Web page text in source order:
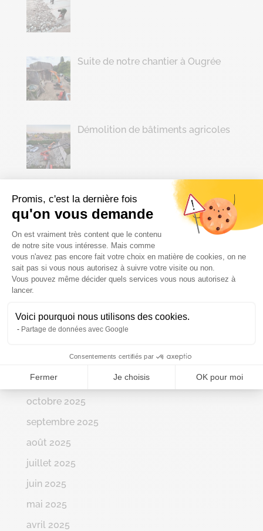
Promis, c'est la dernière fois
qu'on vous demande
Plateforme de Gestion du
On est vraiment très content que le contenu
de notre site vous intéresse. Mais comme
vous n'avez pas encore fait votre choix en matière de cookies, on ne
sait pas si vous nous autorisez à suivre votre visite ou non.
Vous pouvez même décider quels services vous nous autorisez à
lancer.
Voici pourquoi nous utilisons des cookies.
Partage de données avec Google
Consentements certifiés par
Fermer Je choisis OK pour moi
Axeptio consent
Suite de notre chantier à Ougrée
Démolition de bâtiments agricoles
Archives
juillet 2026
juin 2026
mai 2026
avril 2026
février 2026
décembre 2025
novembre 2025
octobre 2025
septembre 2025
août 2025
juillet 2025
juin 2025
mai 2025
avril 2025